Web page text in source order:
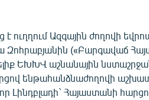
է ուղղում Ազգային ժողովի
(«Բարգավաճ
ԵԽԽՎ աշնանային
ենթահանձնաժողովի
Լինդբլադի` Հայաստանի